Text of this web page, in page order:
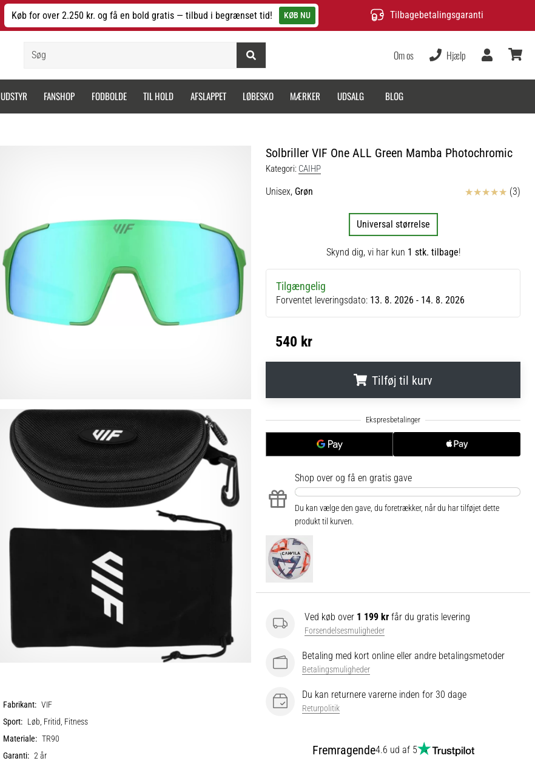
Køb for over 2.250 kr. og få en bold gratis — tilbud i begrænset tid! KØB NU Tilbagebetalingsgaranti
Om os Hjælp
Bruger
UDSTYR FANSHOP FODBOLDE TIL HOLD AFSLAPPET LØBESKO MÆRKER UDSALG BLOG
Solbriller VIF One ALL Green Mamba Photochromic
Kategori: CAIHP
Unisex, Grøn Anmeldelser (3)
Universal størrelse
Skynd dig, vi har kun 1 stk. tilbage!
Tilgængelig
Forventet leveringsdato: 13. 8. 2026 - 14. 8. 2026
540 kr
Tilføj til kurv
Shop over og få en gratis gave
Du kan vælge den gave, du foretrækker, når du har tilføjet dette
produkt til kurven.
Ved køb over 1 199 kr får du gratis levering
Forsendelsesmuligheder
Betaling med kort online eller andre betalingsmetoder
Betalingsmuligheder
Du kan returnere varerne inden for 30 dage
Returpolitik
Fremragende4.6 ud af 5
Fabrikant: VIF
Sport: Løb, Fritid, Fitness
Materiale: TR90
Garanti: 2 år